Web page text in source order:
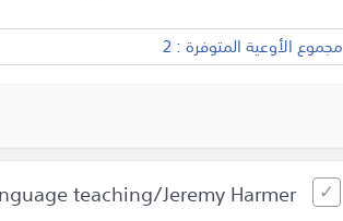
مجموع الأوعية المتوفرة : 2
The practice of English language teaching/Jeremy Harmer.